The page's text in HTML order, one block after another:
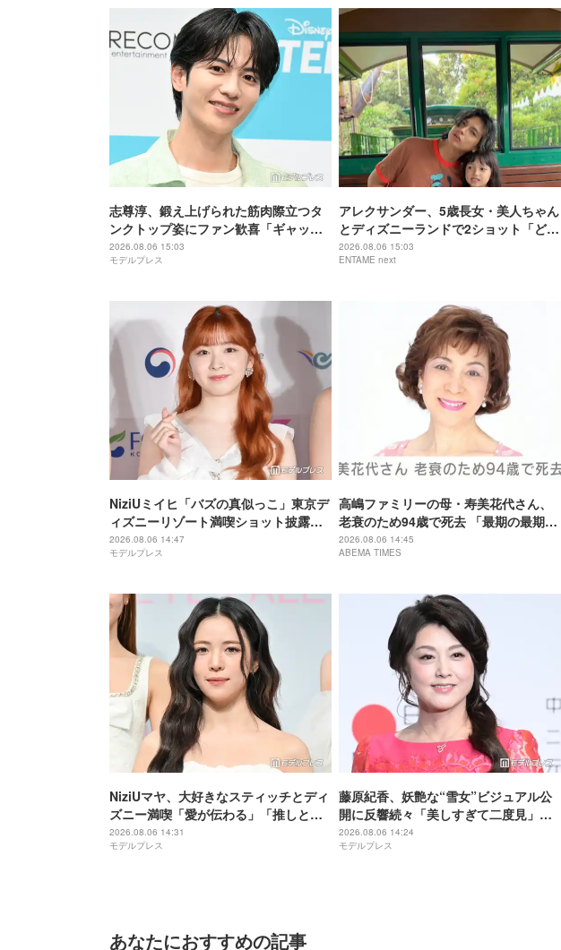
志尊淳、鍛え上げられた筋肉際立つタ
ンクトップ姿にファン歓喜「ギャップ
がすごい」「破壊力すごい」
2026.08.06 15:03
モデルプレス
アレクサンダー、5歳長女・美人ちゃん
とディズニーランドで2ショット「どん
どんきれいになりますね」
2026.08.06 15:03
ENTAME next
NiziUミイヒ「バズの真似っこ」東京デ
ィズニーリゾート満喫ショット披露
「天使のように可愛い」「隠しきれな
いオーラ」の声
2026.08.06 14:47
モデルプレス
高嶋ファミリーの母・寿美花代さん、
老衰のため94歳で死去 「最期の最期ま
で大女優 寿美花代だった母でした」と
息子・高嶋政宏がコメント
2026.08.06 14:45
ABEMA TIMES
NiziUマヤ、大好きなスティッチとディ
ズニー満喫「愛が伝わる」「推しと推
しの2ショット最高」
2026.08.06 14:31
モデルプレス
藤原紀香、妖艶な“雪女”ビジュアル公
開に反響続々「美しすぎて二度見」
「オーラ凄い」
2026.08.06 14:24
モデルプレス
あなたにおすすめの記事